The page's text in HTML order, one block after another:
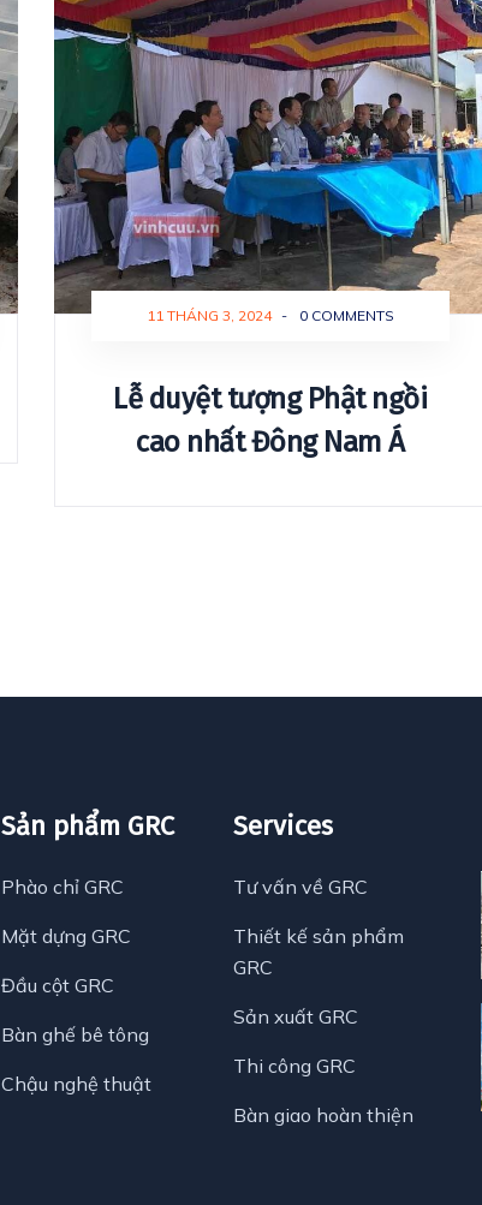
11 THÁNG 3, 2024 - 0 COMMENTS
Lễ duyệt tượng Phật ngồi
cao nhất Đông Nam Á
Sản phẩm GRC
Phào chỉ GRC
Mặt dựng GRC
Đầu cột GRC
Bàn ghế bê tông
Chậu nghệ thuật
Services
Tư vấn về GRC
Thiết kế sản phẩm
GRC
Sản xuất GRC
Thi công GRC
Bàn giao hoàn thiện